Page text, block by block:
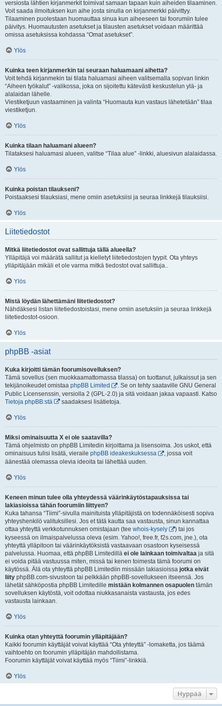
versiosta lähtien kirjanmerkit toimivat samaan tapaan kuin aiheiden tilaaminen.
Voit saada ilmoituksen kun aihe josta sinulla on kirjanmerkki päivittyy.
Tilaaminen puolestaan huomauttaa sinua kun aiheeseen tai foorumiin tulee
päivitys. Huomautusten asetukset ja tilausten asetukset voidaan määrittää
omissa asetuksissa kohdassa “Omat asetukset”.
Ylös
Kuinka teen kirjanmerkin tai seuraan haluamaani aihetta?
Voit tehdä kirjanmekin tai tilata haluamasi aiheen valitsemalla sopivan linkin
“Aiheen työkalut” -valikossa, joka on sijoitettu kätevästi keskustelun ylä- ja
alalaidan lähelle.
Viestiketjuun vastaaminen ja valinta “Huomauta kun vastaus lähetetään” tilaa
viestiketjun.
Ylös
Kuinka tilaan haluamani alueen?
Tilataksesi haluamasi alueen, valitse “Tilaa alue” -linkki, aluesivun alalaidassa.
Ylös
Kuinka poistan tilaukseni?
Poistaaksesi tilauksiasi, mene omiin asetuksiisi ja seuraa linkkejä tilauksiisi.
Ylös
Liitetiedostot
Mitkä liitetiedostot ovat sallittuja tällä alueella?
Ylläpitäjä voi määrätä sallitut ja kielletyt liitetiedostojen tyypit. Ota yhteys
ylläpitäjään mikäli et ole varma mitkä tiedostot ovat sallittuja..
Ylös
Mistä löydän lähettämäni liitetiedostot?
Nähdäksesi listan liitetiedostoistasi, mene omiin asetuksiin ja seuraa linkkejä
liitetiedostot-osioon.
Ylös
phpBB -asiat
Kuka kirjoitti tämän foorumisovelluksen?
Tämä sovellus (sen muokkaamattomassa tilassa) on tuottanut, julkaissut ja sen
tekijänoikeudet omistaa phpBB Limited
. Se on tehty saataville GNU General
Public Licensenssin, versiolla 2 (GPL-2.0) ja sitä voidaan jakaa vapaasti. Katso
Tietoja phpBB:stä
saadaksesi lisätietoja.
Ylös
Miksi ominaisuutta X ei ole saatavilla?
Tämä ohjelmisto on phpBB Limitedin kirjoittama ja lisensoima. Jos uskot, että
ominaisuus tulisi lisätä, vieraile phpBB ideakeskuksessa
, jossa voit
äänestää olemassa olevia ideoita tai lähettää uuden.
Ylös
Keneen minun tulee olla yhteydessä väärinkäytöstapauksissa tai
lakiasioissa tähän foorumiin liittyen?
Kuka tahansa “Tiimi”-sivulla mainituista ylläpitäjistä on todennäköisesti sopiva
yhteyshenkilö valituksillesi. Jos et tätä kautta saa vastausta, sinun kannattaa
ottaa yhteyttä verkkotunnuksen omistajaan (tee whois-kysely
) tai jos
kyseessä on ilmaispalvelussa oleva (esim. Yahoo!, free.fr, f2s.com, jne.), ota
yhteyttä ylläpitoon tai väärinkäytöksistä vastaavaan osastoon kyseisessä
palvelussa. Huomaa, että phpBB Limitedillä ei ole lainkaan toimivaltaa ja sitä
ei voida pitää vastuussa miten, missä tai kenen toimesta tämä foorumi on
käytössä. Älä ota yhteyttä phpBB Limitediin missään lakiasioissa jotka eivät
liity phpBB.com-sivustoon tai pelkkään phpBB-sovellukseen itseensä. Jos
lähetät sähköpostia phpBB Limitedille mistään kolmannen osapuolen tämän
sovelluksen käytöstä, voit odottaa niukkasanaista vastausta, jos edes
vastausta lainkaan.
Ylös
Kuinka otan yhteyttä foorumin ylläpitäjään?
Kaikki foorumin käyttäjät voivat käyttää “Ota yhteyttä” -lomaketta, jos täämä
vaihtoehto on foorumin ylläpitäjän mahdollistama.
Foorumin käyttäjät voivat käyttää myös “Tiimi”-linkkiä.
Ylös
Hyppää